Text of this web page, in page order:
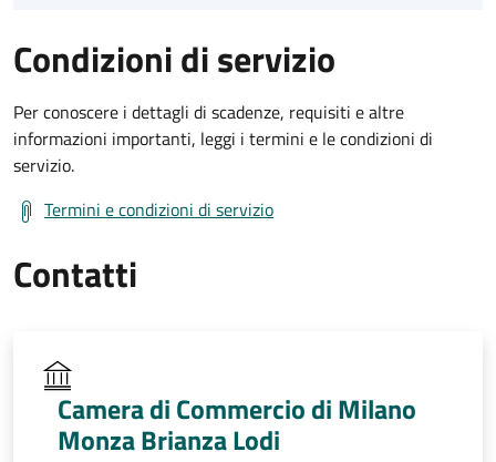
Condizioni di servizio
Per conoscere i dettagli di scadenze, requisiti e altre
informazioni importanti, leggi i termini e le condizioni di
servizio.
Termini e condizioni di servizio
Contatti
Camera di Commercio di Milano
Monza Brianza Lodi